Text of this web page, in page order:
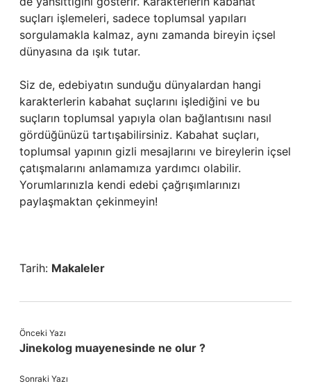
suçları işlemeleri, sadece toplumsal yapıları
sorgulamakla kalmaz, aynı zamanda bireyin içsel
dünyasına da ışık tutar.
Siz de, edebiyatın sunduğu dünyalardan hangi
karakterlerin kabahat suçlarını işlediğini ve bu
suçların toplumsal yapıyla olan bağlantısını nasıl
gördüğünüzü tartışabilirsiniz. Kabahat suçları,
toplumsal yapının gizli mesajlarını ve bireylerin içsel
çatışmalarını anlamamıza yardımcı olabilir.
Yorumlarınızla kendi edebi çağrışımlarınızı
paylaşmaktan çekinmeyin!
Tarih: Makaleler
Önceki Yazı
Jinekolog muayenesinde ne olur ?
Sonraki Yazı